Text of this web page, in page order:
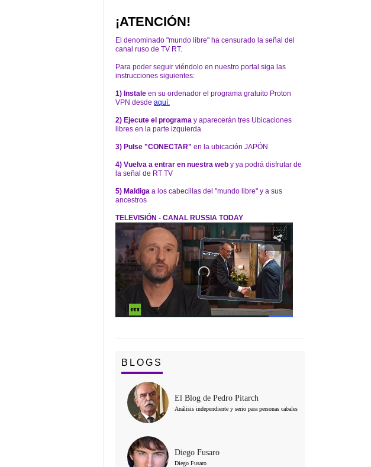
¡ATENCIÓN!
El denominado "mundo libre" ha censurado la señal del
canal ruso de TV RT.
Para poder seguir viéndolo en nuestro portal siga las
instrucciones siguientes:
1) Instale en su ordenador el programa gratuito Proton
VPN desde aquí:
2) Ejecute el programa y aparecerán tres Ubicaciones
libres en la parte izquierda
3) Pulse "CONECTAR" en la ubicación JAPÓN
4) Vuelva a entrar en nuestra web y ya podrá disfrutar de
la señal de RT TV
5) Maldiga a los cabecillas del "mundo libre" y a sus
ancestros
TELEVISIÓN - CANAL RUSSIA TODAY
BLOGS
El Blog de Pedro Pitarch
Análisis independiente y serio para personas cabales
Diego Fusaro
Diego Fusaro